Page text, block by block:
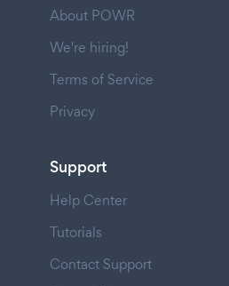
About POWR
We're hiring!
Terms of Service
Privacy
Support
Help Center
Tutorials
Contact Support